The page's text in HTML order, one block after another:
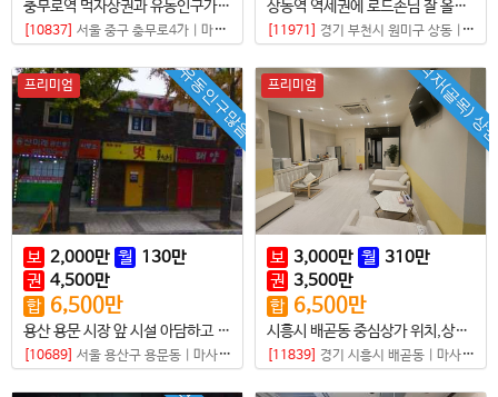
충무로역 먹자상권과 유동인구가 많은 초역세권 샵매매
[10837] 서울 중구 충무로4가 마사지샵
상동역 역세권에 로드손님 잘 올라오는 샵
[11971] 경기 부천시 원미구 상동 마사
유동인구많음
프리미엄
보 2,000만 월 130만
권 4,500만
합 6,500만
용산 용문 시장 앞 시설 아담하고 이쁜 로드샵
[10689] 서울 용산구 용문동 마사지샵
먹자(골목)
프리미엄
보 3,000만 월 310만
권 3,500만
합 6,500만
시흥시 배곧동 중심상가 위치,상권 좋은 매물입니다
[11839] 경기 시흥시 배곧동 마사지샵